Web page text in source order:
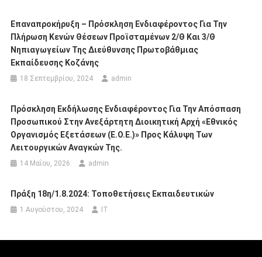
Επαναπροκήρυξη – Πρόσκληση Ενδιαφέροντος Για Την
Πλήρωση Κενών Θέσεων Προϊσταμένων 2/θ Και 3/θ
Νηπιαγωγείων Της Διεύθυνσης Πρωτοβάθμιας
Εκπαίδευσης Κοζάνης
18 Σεπτεμβρίου, 2024 admin
Πρόσκληση Εκδήλωσης Ενδιαφέροντος Για Την Απόσπαση
Προσωπικού Στην Ανεξάρτητη Διοικητική Αρχή «Εθνικός
Οργανισμός Εξετάσεων (Ε.Ο.Ε.)» Προς Κάλυψη Των
Λειτουργικών Αναγκών Της.
14 Μαΐου, 2026 admin
Πράξη 18η/1.8.2024: Τοποθετήσεις Εκπαιδευτικών
1 Αυγούστου, 2024 IT